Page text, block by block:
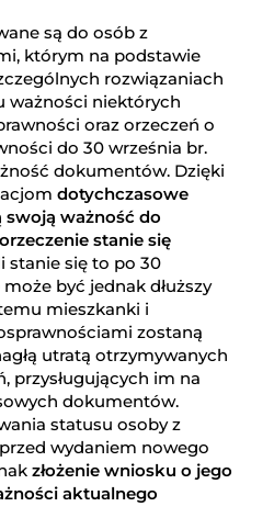
są do osób z
którym na podstawie
rozwiązaniach
ważności niektórych
oraz orzeczeń o
do 30 września br.
dokumentów. Dzięki
dotychczasowe
swoją ważność do
stanie się
stanie się to po 30
być jednak dłuższy
mieszkanki i
zostaną
utratą otrzymywanych
przysługujących im na
dokumentów.
statusu osoby z
wydaniem nowego
złożenie wniosku o jego
aktualnego